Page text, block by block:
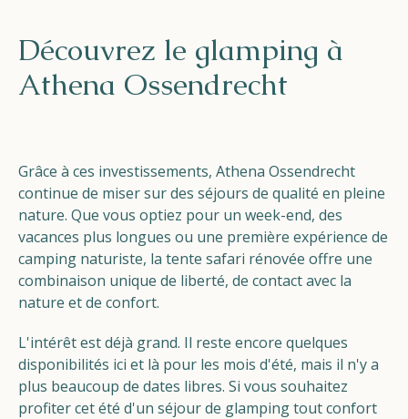
Découvrez le glamping à
Athena Ossendrecht
Grâce à ces investissements, Athena Ossendrecht
continue de miser sur des séjours de qualité en pleine
nature. Que vous optiez pour un week-end, des
vacances plus longues ou une première expérience de
camping naturiste, la tente safari rénovée offre une
combinaison unique de liberté, de contact avec la
nature et de confort.
L'intérêt est déjà grand. Il reste encore quelques
disponibilités ici et là pour les mois d'été, mais il n'y a
plus beaucoup de dates libres. Si vous souhaitez
profiter cet été d'un séjour de glamping tout confort